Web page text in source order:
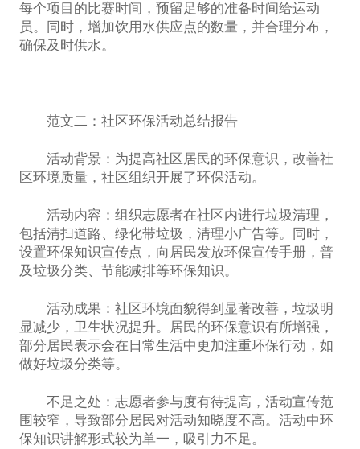
每个项目的比赛时间，预留足够的准备时间给运动
员。同时，增加饮用水供应点的数量，并合理分布，
确保及时供水。
范文二：社区环保活动总结报告
活动背景：为提高社区居民的环保意识，改善社
区环境质量，社区组织开展了环保活动。
活动内容：组织志愿者在社区内进行垃圾清理，
包括清扫道路、绿化带垃圾，清理小广告等。同时，
设置环保知识宣传点，向居民发放环保宣传手册，普
及垃圾分类、节能减排等环保知识。
活动成果：社区环境面貌得到显著改善，垃圾明
显减少，卫生状况提升。居民的环保意识有所增强，
部分居民表示会在日常生活中更加注重环保行动，如
做好垃圾分类等。
不足之处：志愿者参与度有待提高，活动宣传范
围较窄，导致部分居民对活动知晓度不高。活动中环
保知识讲解形式较为单一，吸引力不足。